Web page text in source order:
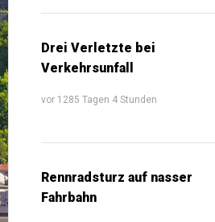
Drei Verletzte bei
Verkehrsunfall
vor 1285 Tagen 4 Stunden
Rennradsturz auf nasser
Fahrbahn